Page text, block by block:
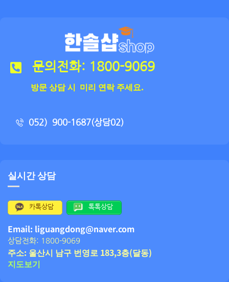
문의전화: 1800-9069
방문 상담 시 미리 연락 주세요.
052）900-1687(상담02)
실시간 상담
카톡상담 톡톡상담
Email: liguangdong@naver.com
상담전화: 1800-9069
주소: 울산시 남구 번영로 183,3층(달동)
지도보기